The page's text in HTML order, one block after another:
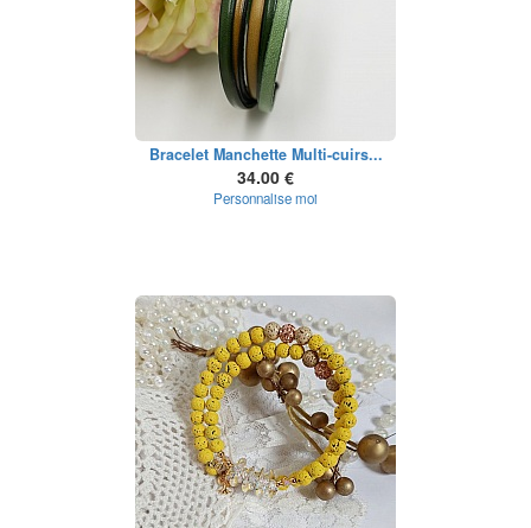
Bracelet Manchette Multi-cuirs...
34.00 €
Personnalise moi